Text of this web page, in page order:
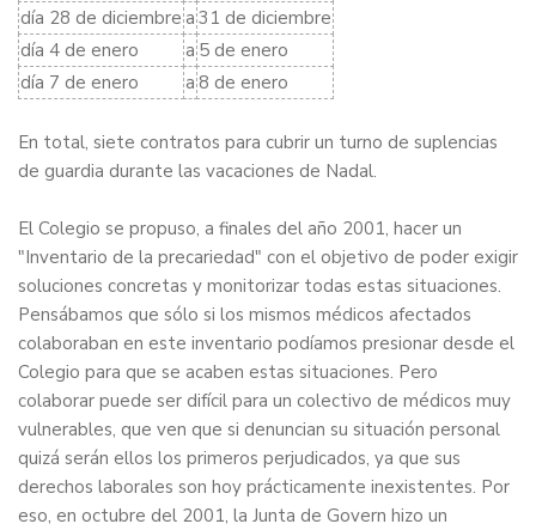
día 28 de diciembre a 31 de diciembre
día 4 de enero
a 5 de enero
día 7 de enero
a 8 de enero
En total, siete contratos para cubrir un turno de suplencias
de guardia durante las vacaciones de Nadal.
El Colegio se propuso, a finales del año 2001, hacer un
"Inventario de la precariedad" con el objetivo de poder exigir
soluciones concretas y monitorizar todas estas situaciones.
Pensábamos que sólo si los mismos médicos afectados
colaboraban en este inventario podíamos presionar desde el
Colegio para que se acaben estas situaciones. Pero
colaborar puede ser difícil para un colectivo de médicos muy
vulnerables, que ven que si denuncian su situación personal
quizá serán ellos los primeros perjudicados, ya que sus
derechos laborales son hoy prácticamente inexistentes. Por
eso, en octubre del 2001, la Junta de Govern hizo un